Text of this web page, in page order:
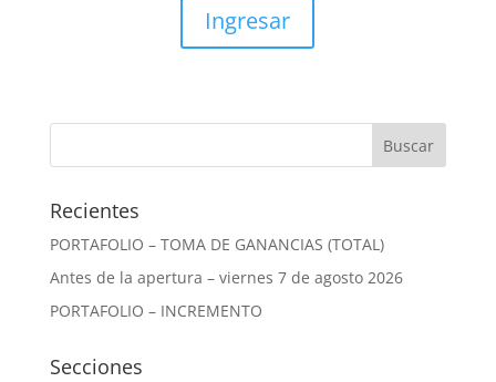
Ingresar
Recientes
PORTAFOLIO – TOMA DE GANANCIAS (TOTAL)
Antes de la apertura – viernes 7 de agosto 2026
PORTAFOLIO – INCREMENTO
Secciones